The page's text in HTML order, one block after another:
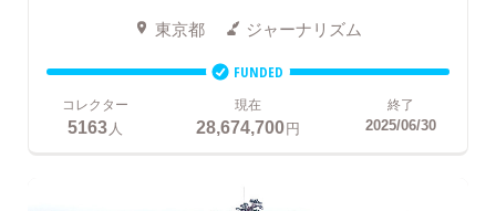
東京都 ジャーナリズム
FUNDED
コレクター
5163人
現在
28,674,700円
終了
2025/06/30